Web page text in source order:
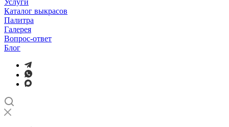
Услуги
Каталог выкрасов
Палитра
Галерея
Вопрос-ответ
Блог